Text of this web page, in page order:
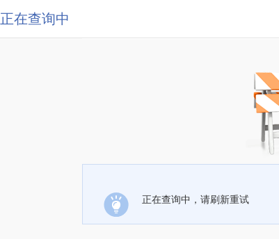
正在查询中
正在查询中，请刷新重试